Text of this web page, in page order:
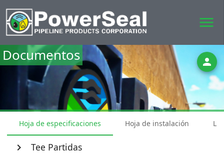
menu
person
Documentos
Hoja de especificaciones Hoja de instalación
chevron_right Tee Partidas